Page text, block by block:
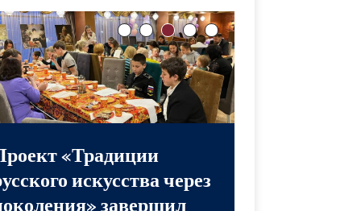
«Традиции
искусства через